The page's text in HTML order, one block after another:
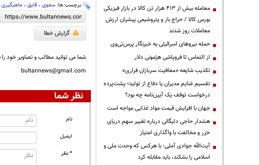
برچسب ها: سعوی، قایق، ماهیگیری
گزارش خطا
شما می توانید مطالب و تصاویر خود
bultannews@gmail.com
نظر شما
نام
ایمیل
* نظر
معامله بیش از ۴۱۳ هزار تن کالا در بازار فیزیکی
بورس کالا / حراج باز و پتروشیمی پیشران ارزش
معاملات روز شدند
حمله نیروهای اسرائیلی به خبرنگار پرس‌تی‌وی
از التماس تا فروپاشی هژمونی دلار
تکذیب شایعه «معافیت سربازان فراری»
تقسیم غنایم مدیران یا دفاع از تولید؛ پشت‌پرده
درخواست توقف یک آیین‌نامه چه بود؟
جهان با افزایش قیمت مواد غذایی مواجه است
هشدار حاجی دلیگانی درباره تغییر سهم دریای
خزر و مخالفت با واگذاری امتیاز
آیت‌الله جوادی آملی: با هرکس که وحدت ملی و
اسلامی را بشکند، باید مقابله کرد